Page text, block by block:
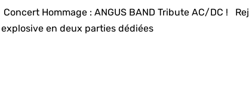
Concert Hommage : ANGUS BAND Tribute AC/DC !
explosive en deux parties dédiées